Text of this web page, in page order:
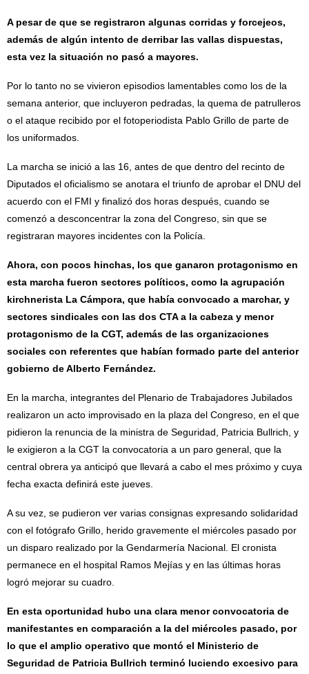
A pesar de que se registraron algunas corridas y forcejeos,
además de algún intento de derribar las vallas dispuestas,
esta vez la situación no pasó a mayores.
Por lo tanto no se vivieron episodios lamentables como los de la
semana anterior, que incluyeron pedradas, la quema de patrulleros
o el ataque recibido por el fotoperiodista Pablo Grillo de parte de
los uniformados.
La marcha se inició a las 16, antes de que dentro del recinto de
Diputados el oficialismo se anotara el triunfo de aprobar el DNU del
acuerdo con el FMI y finalizó dos horas después, cuando se
comenzó a desconcentrar la zona del Congreso, sin que se
registraran mayores incidentes con la Policía.
Ahora, con pocos hinchas, los que ganaron protagonismo en
esta marcha fueron sectores políticos, como la agrupación
kirchnerista La Cámpora, que había convocado a marchar, y
sectores sindicales con las dos CTA a la cabeza y menor
protagonismo de la CGT, además de las organizaciones
sociales con referentes que habían formado parte del anterior
gobierno de Alberto Fernández.
En la marcha, integrantes del Plenario de Trabajadores Jubilados
realizaron un acto improvisado en la plaza del Congreso, en el que
pidieron la renuncia de la ministra de Seguridad, Patricia Bullrich, y
le exigieron a la CGT la convocatoria a un paro general, que la
central obrera ya anticipó que llevará a cabo el mes próximo y cuya
fecha exacta definirá este jueves.
A su vez, se pudieron ver varias consignas expresando solidaridad
con el fotógrafo Grillo, herido gravemente el miércoles pasado por
un disparo realizado por la Gendarmería Nacional. El cronista
permanece en el hospital Ramos Mejías y en las últimas horas
logró mejorar su cuadro.
En esta oportunidad hubo una clara menor convocatoria de
manifestantes en comparación a la del miércoles pasado, por
lo que el amplio operativo que montó el Ministerio de
Seguridad de Patricia Bullrich terminó luciendo excesivo para